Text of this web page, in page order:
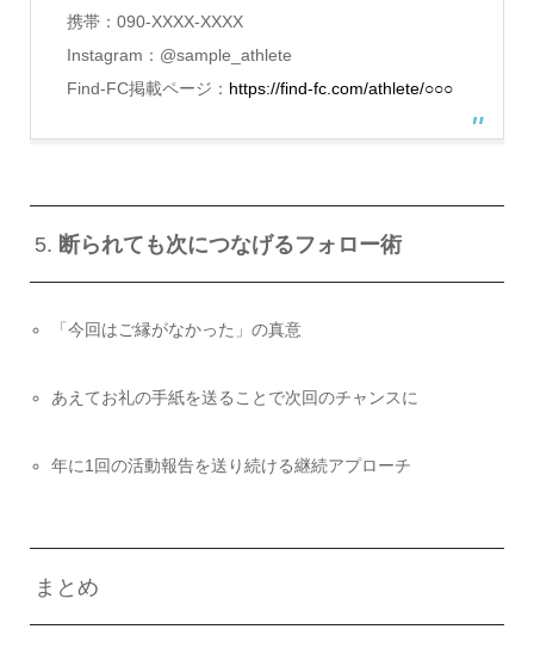
携帯：090-XXXX-XXXX
Instagram：@sample_athlete
Find-FC掲載ページ： https://find-fc.com/athlete/○○○
5. 断られても次につなげるフォロー術
「今回はご縁がなかった」の真意
あえてお礼の手紙を送ることで次回のチャンスに
年に1回の活動報告を送り続ける継続アプローチ
まとめ